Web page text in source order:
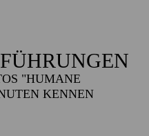
"HUMANE
KENNEN